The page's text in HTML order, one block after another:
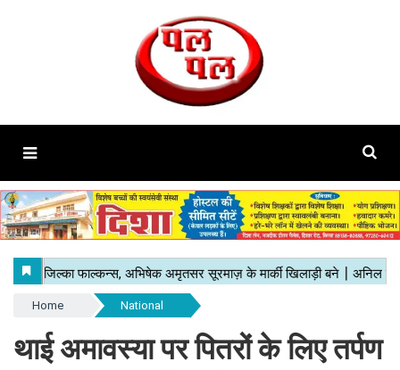
Home National
थाई अमावस्या पर पितरों के लिए तर्पण